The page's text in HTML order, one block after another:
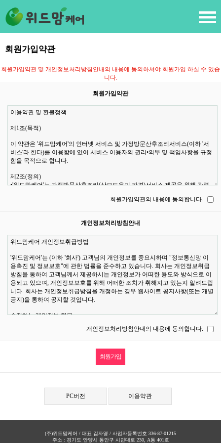
회원가입약관
회원가입약관 및 개인정보처리방침안내의 내용에 동의하셔야 회원가입 하실 수 있습
니다.
회원가입약관
회원가입약관의 내용에 동의합니다.
개인정보처리방침안내
개인정보처리방침안내의 내용에 동의합니다.
PC버전 이용약관
(주)위드맘케어 / 대표 김자영 / 사업자등록번호 336-87-01215
주소 : 경기도 안양시 동안구 시민대로 230, A동 401호